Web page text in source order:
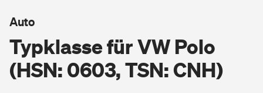
Berufsunfähigkeitsversicherung
Erwerbsunfähigkeitsversicherung
Wohnen
Typklasse für VW Polo
(HSN: 0603, TSN: CNH)
Auto